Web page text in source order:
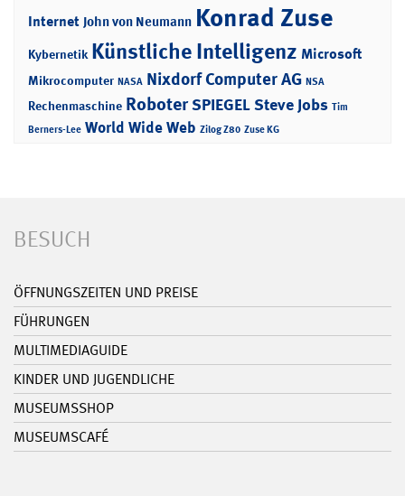
Internet John von Neumann Konrad Zuse
Kybernetik Künstliche Intelligenz Microsoft
Mikrocomputer NASA Nixdorf Computer AG NSA
Rechenmaschine RoboterSPIEGELSteve Jobs Tim
Berners-Lee World Wide Web Zilog Z80 Zuse KG
BESUCH
ÖFFNUNGSZEITEN UND PREISE
FÜHRUNGEN
MULTIMEDIAGUIDE
KINDER UND JUGENDLICHE
MUSEUMSSHOP
MUSEUMSCAFÉ